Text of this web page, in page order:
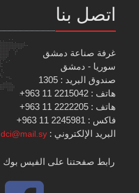
اتصل بنا
غرفة صناعة دمشق
سوريا - دمشق
صندوق البريد : 1305
هاتف : 2215042 11 963+
هاتف : 2222205 11 963+
فاكس : 2245981 11 963+
البريد الإلكتروني :dci@mail.sy
رابط صفحتنا على الفيس بوك